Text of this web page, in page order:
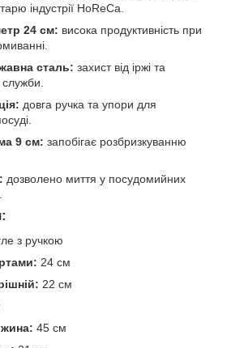
індустрії HoReCa.
24 см: висока продуктивність при
сталь: захист від іржі та
довга ручка та упори для
9 см: запобігає розбризкуванню
дозволено миття у посудомийних
з ручкою
24 см
22 см
45 см